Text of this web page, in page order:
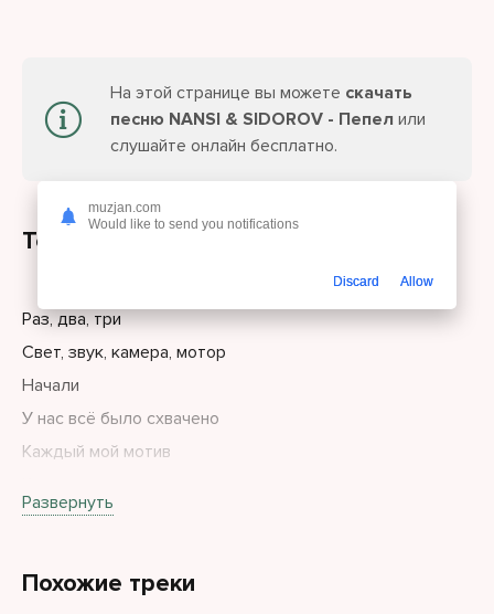
На этой странице вы можете скачать
песню NANSI & SIDOROV - Пепел или
слушайте онлайн бесплатно.
Текст песни
Раз, два, три
Свет, звук, камера, мотор
Начали
У нас всё было схвачено
Каждый мой мотив
Для тебя
Вверх-вниз
Развернуть
Похожие треки
muzjan.com
Would like to send you notifications
Discard Allow